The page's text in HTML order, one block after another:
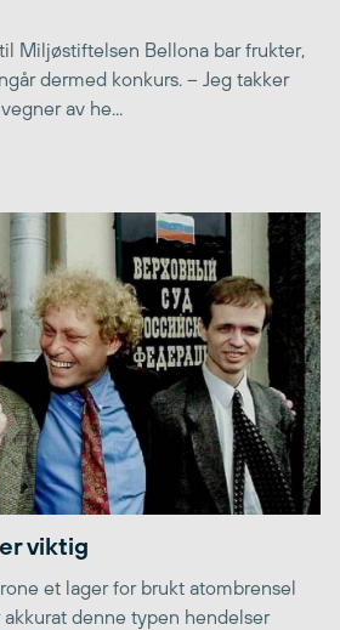
Miljøstiftelsen Bellona bar frukter,
dermed konkurs. – Jeg takker
av he...
viktig
et lager for brukt atombrensel
denne typen hendelser